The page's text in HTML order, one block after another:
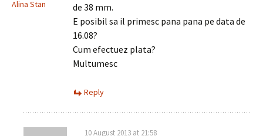
Alina Stan
de 38 mm.
E posibil sa il primesc pana pana pe data de
16.08?
Cum efectuez plata?
Multumesc
Reply
10 August 2013 at 21:58